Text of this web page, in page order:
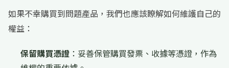
如果不幸購買到問題產品，我們也應該瞭解如何維護自己的
權益：
保留購買憑證 ：妥善保管購買發票、收據等憑證，作為